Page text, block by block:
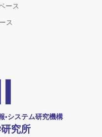
ース
ス
•システム研究機構
究所